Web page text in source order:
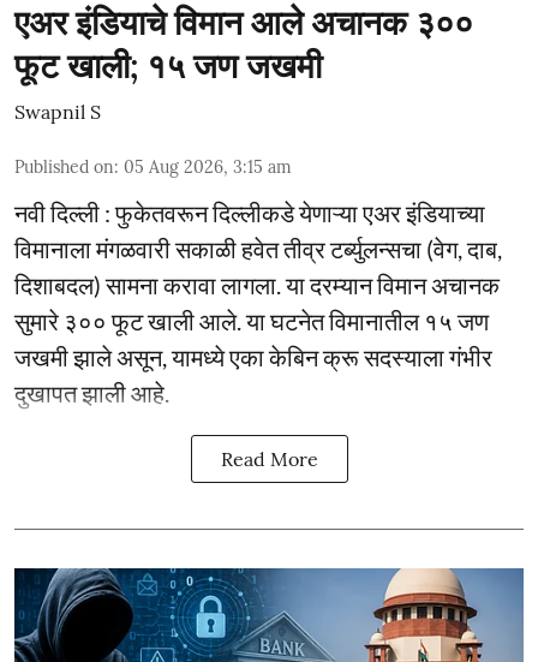
एअर इंडियाचे विमान आले अचानक ३००
फूट खाली; १५ जण जखमी
Swapnil S
Published on: 05 Aug 2026, 3:15 am
नवी दिल्ली : फुकेतवरून दिल्लीकडे येणाऱ्या एअर इंडियाच्या
विमानाला मंगळवारी सकाळी हवेत तीव्र टर्ब्युलन्सचा (वेग, दाब,
दिशाबदल) सामना करावा लागला. या दरम्यान विमान अचानक
सुमारे ३०० फूट खाली आले. या घटनेत विमानातील १५ जण
जखमी झाले असून, यामध्ये एका केबिन क्रू सदस्याला गंभीर
दुखापत झाली आहे.
Read More